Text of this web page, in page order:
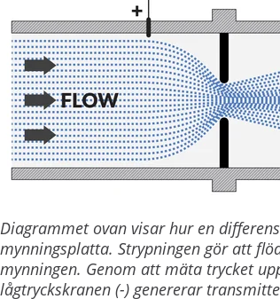
Diagrammet ovan visar hur en
mynningsplatta. Strypningen gör att
mynningen. Genom att mäta trycket
lågtryckskranen (-) genererar